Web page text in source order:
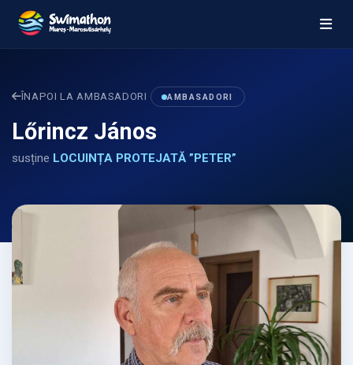
ÎNAPOI LA AMBASADORI AMBASADORI
Lőrincz János
susține LOCUINȚA PROTEJATĂ ”PETER”